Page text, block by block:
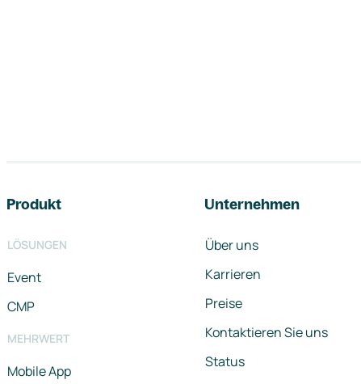
Produkt
LÖSUNGEN
Event
CMP
MEHRWERT
Mobile App
Unternehmen
Über uns
Karrieren
Preise
Kontaktieren Sie uns
Status